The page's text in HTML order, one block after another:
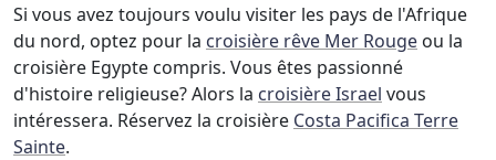
Si vous avez toujours voulu visiter les pays de l'Afrique
du nord, optez pour la croisière rêve Mer Rouge ou la
croisière Egypte compris. Vous êtes passionné
d'histoire religieuse? Alors la croisière Israel vous
intéressera. Réservez la croisière Costa Pacifica Terre
Sainte.